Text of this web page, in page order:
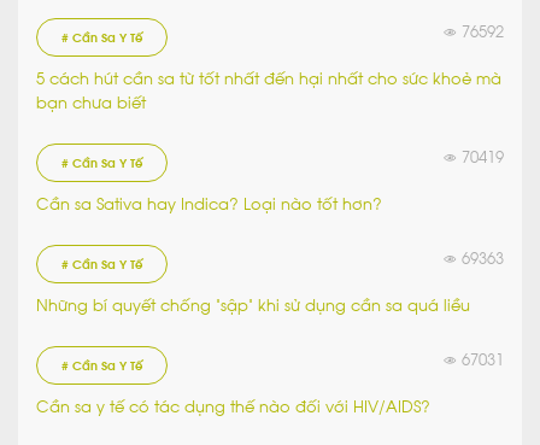
# Cần Sa Y Tế 76592
5 cách hút cần sa từ tốt nhất đến hại nhất cho sức khoẻ mà
bạn chưa biết
# Cần Sa Y Tế 70419
Cần sa Sativa hay Indica? Loại nào tốt hơn?
# Cần Sa Y Tế 69363
Những bí quyết chống “sập” khi sử dụng cần sa quá liều
# Cần Sa Y Tế 67031
Cần sa y tế có tác dụng thế nào đối với HIV/AIDS?